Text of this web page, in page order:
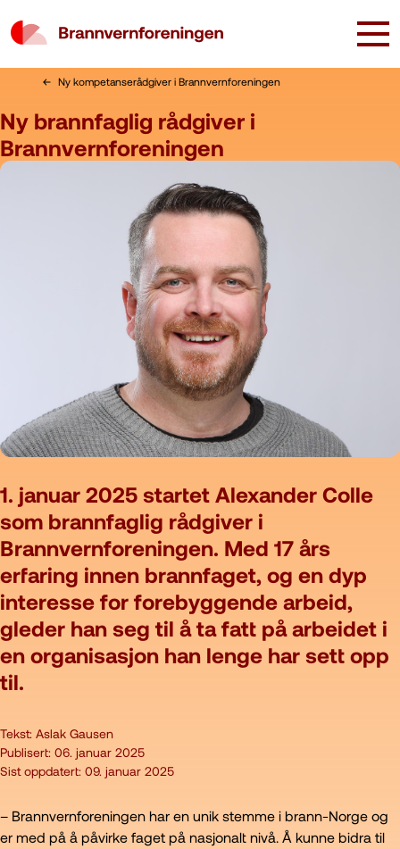
Ny kompetanserådgiver i Brannvernforeningen
Ny brannfaglig rådgiver i
Brannvernforeningen
1. januar 2025 startet Alexander Colle
som brannfaglig rådgiver i
Brannvernforeningen. Med 17 års
erfaring innen brannfaget, og en dyp
interesse for forebyggende arbeid,
gleder han seg til å ta fatt på arbeidet i
en organisasjon han lenge har sett opp
til.
Tekst: Aslak Gausen
Publisert: 06. januar 2025
Sist oppdatert: 09. januar 2025
– Brannvernforeningen har en unik stemme i brann-Norge og
er med på å påvirke faget på nasjonalt nivå. Å kunne bidra til